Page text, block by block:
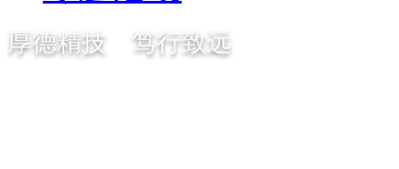
厚德精技 笃行致远